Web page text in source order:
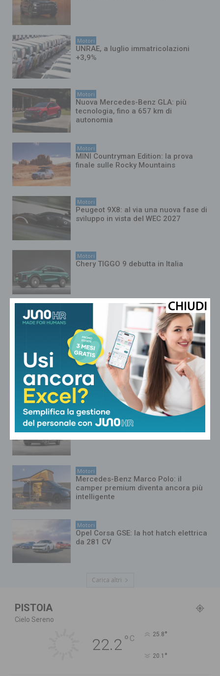
Motori
UNRAE, a luglio immatricolazioni
+3,9%
Motori
Nuova Mercedes-Benz GLA: più
tecnologia, fino a 657 km di
autonomia
Motori
MINI Countryman Edition: la prova
finale sulle Rocky Mountains
Motori
Peugeot 9X8: al via una nuova fase di
sviluppo in vista del WEC 2027
Motori
Chery TIGGO 9 debutta in Italia
FIAT Grande Panda protagonista del
Jova Summer Party 2026
Motori
FIAT Professional Ducato festeggia
45 anni di innovazione e leadership
Motori
Audi Q9: il nuovo SUV ammiraglia
Motori
Mercedes-Benz Marco Polo: il
camper premium diventa ancora più
intelligente
Motori
Opel Corsa GSE: la hot hatch elettrica
da 281 CV
Carica altri
PISTOIA
Cielo Sereno
22.2° C 25.8°
20.1 °